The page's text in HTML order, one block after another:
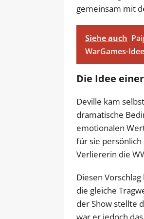
gemeinsam mit
Siehe auch
WarGames-
Die Idee
Deville kam
dramatische
emotionalen
für sie persönlich
Verliererin die
Diesen
die gleiche
der Show stellte